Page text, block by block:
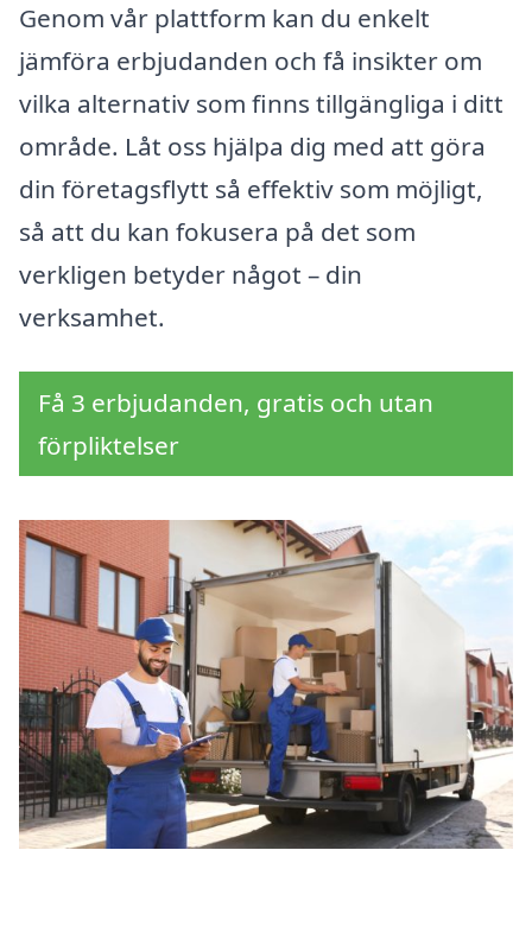
Genom vår plattform kan du enkelt
jämföra erbjudanden och få insikter om
vilka alternativ som finns tillgängliga i ditt
område. Låt oss hjälpa dig med att göra
din företagsflytt så effektiv som möjligt,
så att du kan fokusera på det som
verkligen betyder något – din
verksamhet.
Få 3 erbjudanden, gratis och utan
förpliktelser